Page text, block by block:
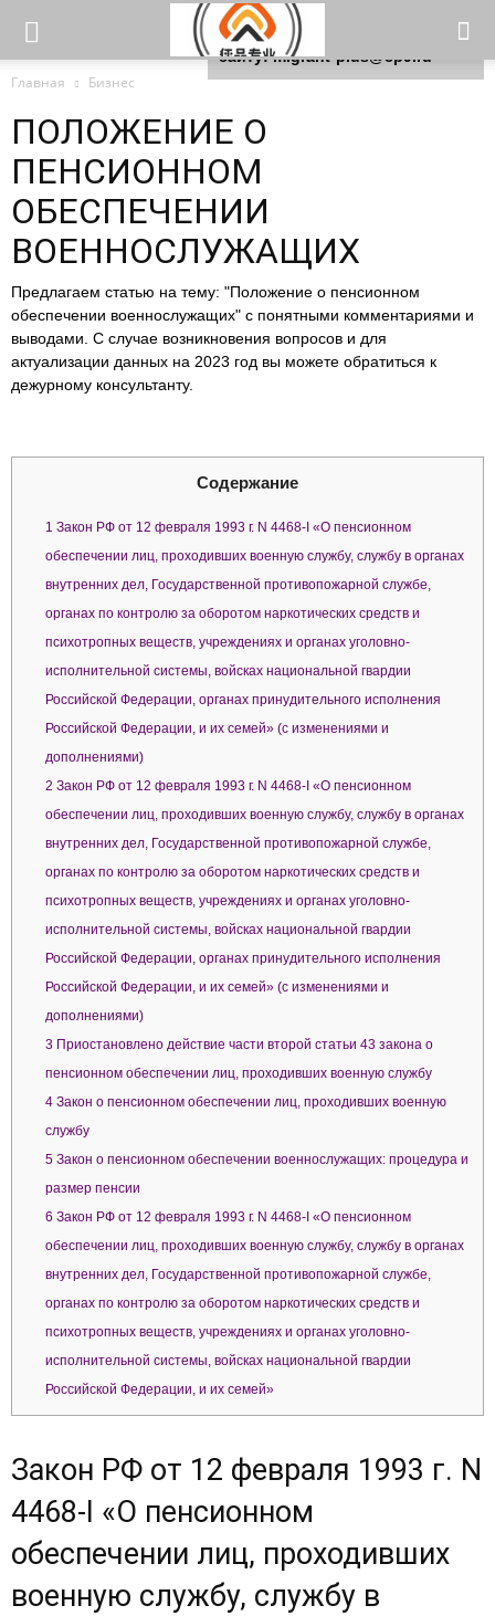
Главная Бизнес
ПОЛОЖЕНИЕ О
ПЕНСИОННОМ
ОБЕСПЕЧЕНИИ
ВОЕННОСЛУЖАЩИХ
Предлагаем статью на тему: "Положение о пенсионном
обеспечении военнослужащих" с понятными комментариями и
выводами. С случае возникновения вопросов и для
актуализации данных на 2023 год вы можете обратиться к
дежурному консультанту.
Содержание
1 Закон РФ от 12 февраля 1993 г. N 4468-I «О пенсионном
обеспечении лиц, проходивших военную службу, службу в органах
внутренних дел, Государственной противопожарной службе,
органах по контролю за оборотом наркотических средств и
психотропных веществ, учреждениях и органах уголовно-
исполнительной системы, войсках национальной гвардии
Российской Федерации, органах принудительного исполнения
Российской Федерации, и их семей» (с изменениями и
дополнениями)
2 Закон РФ от 12 февраля 1993 г. N 4468-I «О пенсионном
обеспечении лиц, проходивших военную службу, службу в органах
внутренних дел, Государственной противопожарной службе,
органах по контролю за оборотом наркотических средств и
психотропных веществ, учреждениях и органах уголовно-
исполнительной системы, войсках национальной гвардии
Российской Федерации, органах принудительного исполнения
Российской Федерации, и их семей» (с изменениями и
дополнениями)
3 Приостановлено действие части второй статьи 43 закона о
пенсионном обеспечении лиц, проходивших военную службу
4 Закон о пенсионном обеспечении лиц, проходивших военную
службу
5 Закон о пенсионном обеспечении военнослужащих: процедура и
размер пенсии
6 Закон РФ от 12 февраля 1993 г. N 4468-I «О пенсионном
обеспечении лиц, проходивших военную службу, службу в органах
внутренних дел, Государственной противопожарной службе,
органах по контролю за оборотом наркотических средств и
психотропных веществ, учреждениях и органах уголовно-
исполнительной системы, войсках национальной гвардии
Российской Федерации, и их семей»
Закон РФ от 12 февраля 1993 г. N
4468-I «О пенсионном
обеспечении лиц, проходивших
военную службу, службу в
Для любых предложений по
сайту: migrant-plus@cp9.ru